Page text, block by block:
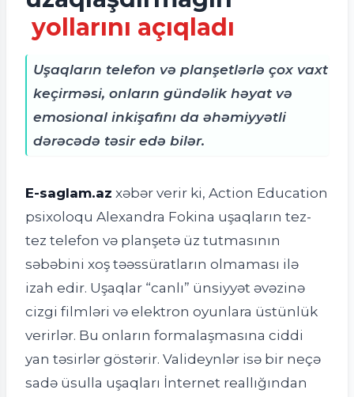
yollarını açıqladı
Uşaqların telefon və planşetlərlə çox vaxt
keçirməsi, onların gündəlik həyat və
emosional inkişafını da əhəmiyyətli
dərəcədə təsir edə bilər.
E-saglam.az xəbər verir ki, Action Education
psixoloqu Alexandra Fokina uşaqların tez-
tez telefon və planşetə üz tutmasının
səbəbini xoş təəssüratların olmaması ilə
izah edir. Uşaqlar “canlı” ünsiyyət əvəzinə
cizgi filmləri və elektron oyunlara üstünlük
verirlər. Bu onların formalaşmasına ciddi
yan təsirlər göstərir. Valideynlər isə bir neçə
sadə üsulla uşaqları İnternet reallığından